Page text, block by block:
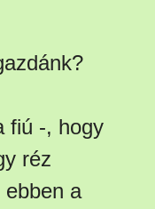
fiú -, hogy
réz
ebben a